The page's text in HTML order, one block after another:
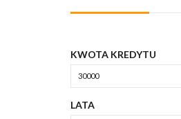
KWOTA KREDYTU
LATA